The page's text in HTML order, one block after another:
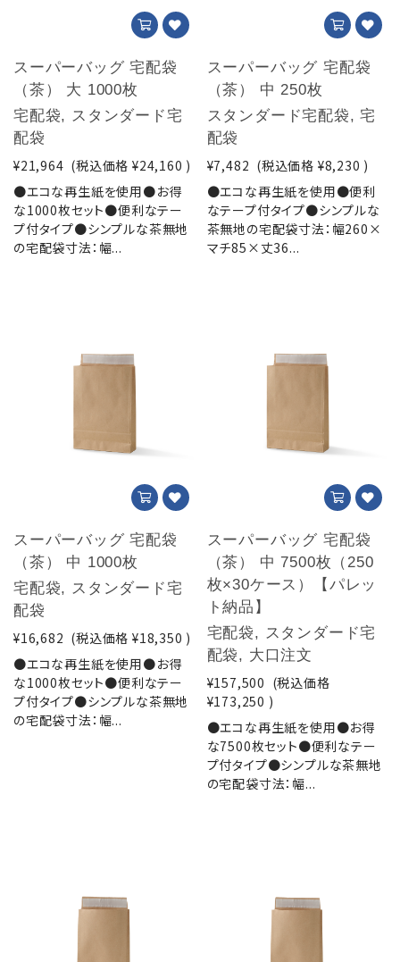
スーパーバッグ 宅配袋
（茶） 大 1000枚
宅配袋, スタンダード宅
配袋
¥21,964 (税込価格 ¥24,160 )
●エコな再生紙を使用●お得
な1000枚セット●便利なテー
プ付タイプ●シンプルな茶無地
の宅配袋寸法：幅...
スーパーバッグ 宅配袋
（茶） 中 250枚
スタンダード宅配袋, 宅
配袋
¥7,482 (税込価格 ¥8,230 )
●エコな再生紙を使用●便利
なテープ付タイプ●シンプルな
茶無地の宅配袋寸法：幅260×
マチ85×丈36...
スーパーバッグ 宅配袋
（茶） 中 1000枚
宅配袋, スタンダード宅
配袋
¥16,682 (税込価格 ¥18,350 )
●エコな再生紙を使用●お得
な1000枚セット●便利なテー
プ付タイプ●シンプルな茶無地
の宅配袋寸法：幅...
スーパーバッグ 宅配袋
（茶） 中 7500枚（250
枚×30ケース）【パレッ
ト納品】
宅配袋, スタンダード宅
配袋, 大口注文
¥157,500 (税込価格
¥173,250 )
●エコな再生紙を使用●お得
な7500枚セット●便利なテー
プ付タイプ●シンプルな茶無地
の宅配袋寸法：幅...